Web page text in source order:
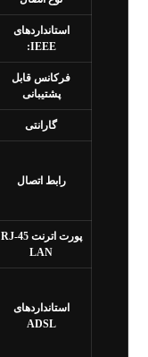
استانداردهای
IEEE:
فرکانس قابل
پشتیبانی
گارانتی
رابط‌ اتصال
پورت اترنت RJ-45
LAN
استانداردهای
ADSL